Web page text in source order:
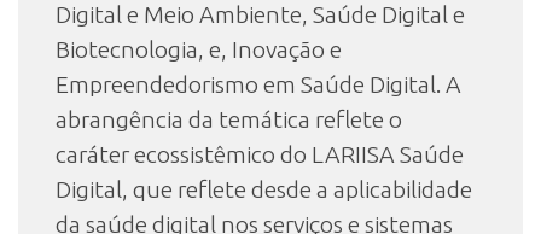
Digital e Meio Ambiente, Saúde Digital e
Biotecnologia, e, Inovação e
Empreendedorismo em Saúde Digital. A
abrangência da temática reflete o
caráter ecossistêmico do LARIISA Saúde
Digital, que reflete desde a aplicabilidade
da saúde digital nos serviços e sistemas